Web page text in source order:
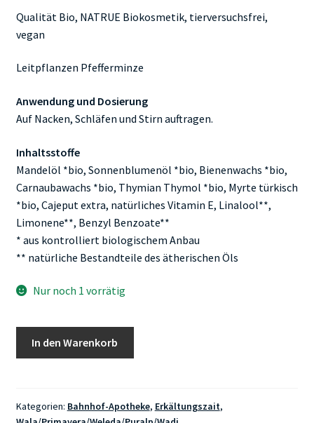
Qualität Bio, NATRUE Biokosmetik, tierversuchsfrei,
vegan
Leitpflanzen Pfefferminze
Anwendung und Dosierung
Auf Nacken, Schläfen und Stirn auftragen.
Inhaltsstoffe
Mandelöl *bio, Sonnenblumenöl *bio, Bienenwachs *bio,
Carnaubawachs *bio, Thymian Thymol *bio, Myrte türkisch
*bio, Cajeput extra, natürliches Vitamin E, Linalool**,
Limonene**, Benzyl Benzoate**
* aus kontrolliert biologischem Anbau
** natürliche Bestandteile des ätherischen Öls
Nur noch 1 vorrätig
on
In den Warenkorb
Kategorien: Bahnhof-Apotheke, Erkältungszait,